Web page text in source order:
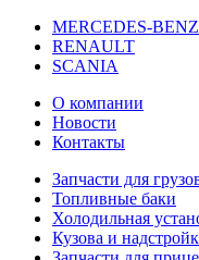
MERCEDES-BENZ
RENAULT
SCANIA
О компании
Новости
Контакты
Запчасти для
Топливные баки
Холодильная
Кузова и